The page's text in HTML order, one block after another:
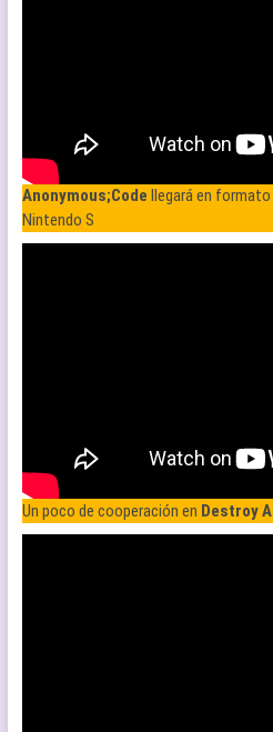
Anonymous;Code llegará en
Nintendo S
Un poco de cooperación en Destroy